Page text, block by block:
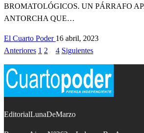
BROMATOLÓGICOS. UN PÁRRAFO
ANTORCHA QUE…
El Cuarto Poder 16 abril, 2023
Paginación
de
entradas
Anteriores 1 2 4 Siguientes
EditorialLunaDeMarzo